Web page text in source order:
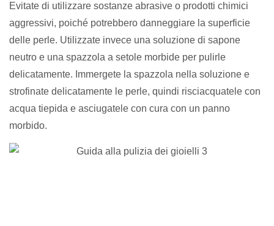
Evitate di utilizzare sostanze abrasive o prodotti chimici
aggressivi, poiché potrebbero danneggiare la superficie
delle perle. Utilizzate invece una soluzione di sapone
neutro e una spazzola a setole morbide per pulirle
delicatamente. Immergete la spazzola nella soluzione e
strofinate delicatamente le perle, quindi risciacquatele con
acqua tiepida e asciugatele con cura con un panno
morbido.